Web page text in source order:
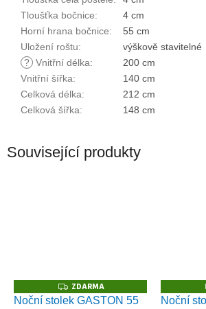
Tloušťka bočnice:
4 cm
Horní hrana bočnice:
55 cm
Uložení roštu:
výškově stavitelné
? Vnitřní délka:
200 cm
Vnitřní šířka:
140 cm
Celková délka:
212 cm
Celková šířka: 148 cm
Související produkty
Z
D
A
ZDARMA
Noční stolek GASTON 55
Noční